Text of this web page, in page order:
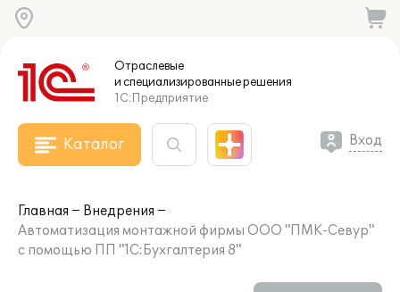
Отраслевые
и специализированныерешения
1С:Предприятие
Каталог Вход
Главная
Внедрения
Автоматизация монтажной фирмы ООО "ПМК-Севур"
с помощью ПП "1С:Бухгалтерия 8"